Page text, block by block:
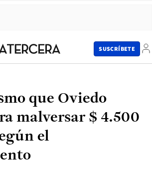
SUSCRÍBETE
que Oviedo
malversar $ 4.500
el